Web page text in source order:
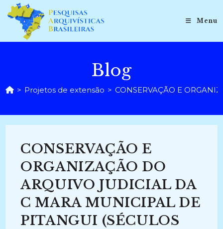
para
conteúdo
Menu
Blog
> Projetos de extensão > CONSERVAÇÃO E
CONSERVAÇÃO E
ORGANIZAÇÃO DO
ARQUIVO JUDICIAL DA
C MARA MUNICIPAL DE
PITANGUI (SÉCULOS